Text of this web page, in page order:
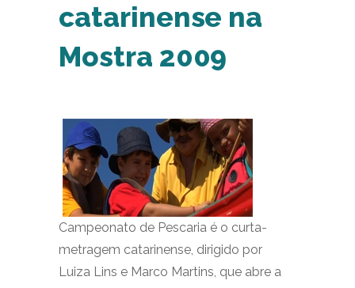
catarinense na
Mostra 2009
Campeonato de Pescaria é o curta-
metragem catarinense, dirigido por
Luiza Lins e Marco Martins, que abre a